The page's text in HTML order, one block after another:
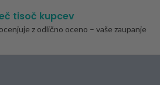
tisoč kupcev
z odlično oceno – vaše zaupanje